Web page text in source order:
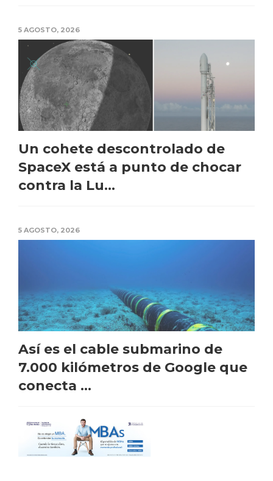
5 AGOSTO, 2026
Un cohete descontrolado de
SpaceX está a punto de chocar
contra la Lu...
5 AGOSTO, 2026
Así es el cable submarino de
7.000 kilómetros de Google que
conecta ...